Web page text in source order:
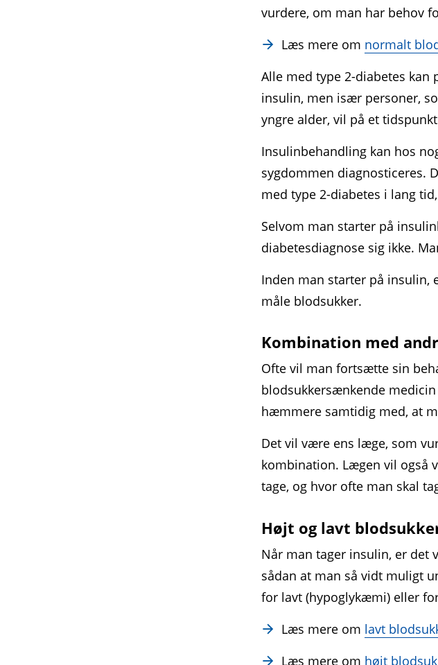
vurdere, om man har behov
Læs mere om normalt
Alle med type 2-diabetes
insulin, men især personer,
yngre alder, vil på et
Insulinbehandling kan hos
sygdommen diagnosticeres.
med type 2-diabetes i lang
Selvom man starter på
diabetesdiagnose sig ikke.
Inden man starter på insulin,
måle blodsukker.
Kombination med
Ofte vil man fortsætte sin
blodsukkersænkende
hæmmere samtidig med, at
Det vil være ens læge, som
kombination. Lægen vil også
tage, og hvor ofte man skal
Højt og lavt
Når man tager insulin, er det
sådan at man så vidt muligt
for lavt (hypoglykæmi) eller
Læs mere om lavt
Læs mere om højt